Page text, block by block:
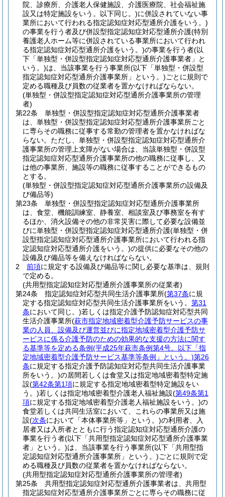
院、診療所、介護老人保健施設、介護医療院、社会福祉施
設又は特定施設をいう。以下同じ。)に併設されていない事
業所において行われる指定認知症対応型通所介護をいう。)
の事業を行う者及び併設型指定認知症対応型通所介護(特別
養護老人ホーム等に併設されている事業所において行われ
る指定認知症対応型通所介護をいう。)の事業を行う者(以
下「単独型・併設型指定認知症対応型通所介護事業者」と
いう。)は、当該事業を行う事業所(以下「単独型・併設型
指定認知症対応型通所介護事業所」という。)ごとに規則で
定める職種及び員数の従業者を置かなければならない。
(単独型・併設型指定認知症対応型通所介護事業所の管理
者)
第22条
単独型・併設型指定認知症対応型通所介護事業者
は、単独型・併設型指定認知症対応型通所介護事業所ごと
に専らその職務に従事する常勤の管理者を置かなければな
らない。 ただし、単独型・併設型指定認知症対応型通所介
護事業所の管理上支障がない場合は、当該単独型・併設型
指定認知症対応型通所介護事業所の他の職務に従事し、又
は他の事業所、施設等の職務に従事することができるもの
とする。
(単独型・併設型指定認知症対応型通所介護事業所の設備及
び備品等)
第23条
単独型・併設型指定認知症対応型通所介護事業所
は、食堂、機能訓練室、静養室、相談室及び事務室を有す
るほか、消火設備その他の非常災害に際して必要な設備並
びに単独型・併設型指定認知症対応型通所介護(単独型・併
設型指定認知症対応型通所介護事業所において行われる指
定認知症対応型通所介護をいう。)の提供に必要なその他の
設備及び備品等を備えなければならない。
2
前項に規定する設備及び備品等に関し必要な基準は、規則
で定める。
(共用型指定認知症対応型通所介護事業所の従業者)
第24条
指定認知症対応型共同生活介護事業所(第37条に規
定する指定認知症対応型共同生活介護事業所をいう。 第31
条において同じ。)若しくは指定介護予防認知症対応型共同
生活介護事業所(萩市指定地域密着型介護予防サービスの事
業の人員、設備及び運営並びに指定地域密着型介護予防サ
ービスに係る介護予防のための効果的な支援の方法に関す
る基準等を定める条例(平成25年萩市条例第4号。以下「指
定地域密着型介護予防サービス基準等条例」という。)第26
条に規定する指定介護予防認知症対応型共同生活介護事業
所をいう。)の居間若しくは食堂又は指定地域密着型特定施
設(第42条第1項に規定する指定地域密着型特定施設をい
う。)若しくは指定地域密着型介護老人福祉施設(第49条第1
項に規定する指定地域密着型介護老人福祉施設をいう。)の
食堂若しくは共同生活室において、これらの事業所又は施
設(次条において「本体事業所等」という。)の利用者、入
居者又は入所者とともに行う指定認知症対応型通所介護の
事業を行う者(以下「共用型指定認知症対応型通所介護事業
者」という。)は、当該事業を行う事業所(以下「共用型指
定認知症対応型通所介護事業所」という。)ごとに規則で定
める職種及び員数の従業者を置かなければならない。
(共用型指定認知症対応型通所介護事業所の管理者)
第25条
共用型指定認知症対応型通所介護事業者は、共用型
指定認知症対応型通所介護事業所ごとに専らその職務に従